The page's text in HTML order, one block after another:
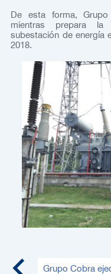
De esta forma,
mientras prepara la
subestación de energía
2018.